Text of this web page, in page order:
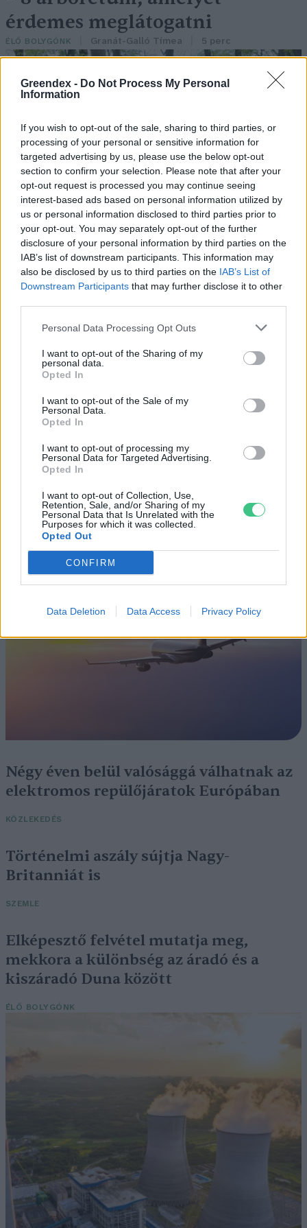
Greendex - Do Not Process My Personal
Information
If you wish to opt-out of the sale, sharing to third parties, or
processing of your personal or sensitive information for
targeted advertising by us, please use the below opt-out
section to confirm your selection. Please note that after your
opt-out request is processed you may continue seeing
interest-based ads based on personal information utilized by
us or personal information disclosed to third parties prior to
your opt-out. You may separately opt-out of the further
disclosure of your personal information by third parties on the
IAB’s list of downstream participants. This information may
also be disclosed by us to third parties on the IAB’s List of
Downstream Participants that may further disclose it to other
Personal Data Processing Opt Outs
I want to opt-out of the Sharing of my
personal data.
Opted In
I want to opt-out of the Sale of my
Personal Data.
Opted In
I want to opt-out of processing my
Personal Data for Targeted Advertising.
Opted In
I want to opt-out of Collection, Use,
Retention, Sale, and/or Sharing of my
Personal Data that Is Unrelated with the
Purposes for which it was collected.
Opted Out
CONFIRM
Data Deletion Data Access Privacy Policy
érdemes meglátogatni
ÉLŐ BOLYGÓNK Granát-Galló Tímea 5 perc
Magyarország tele van gyönyörű növényekkel, így arborétumokkal
is. A jó idő beköszöntével érdemes minél többet felkeresni.
Születésnapi programokkal várja a
hétvégén a közönséget a 160 éves
Fővárosi Állatkert
Szedd magad őszibarack: itt vannak
a legjobb lelőhelyek!
SZEMLE
Négy éven belül valósággá válhatnak az
elektromos repülőjáratok Európában
KÖZLEKEDÉS
Történelmi aszály sújtja Nagy-
Britanniát is
SZEMLE
Elképesztő felvétel mutatja meg,
mekkora a különbség az áradó és a
kiszáradó Duna között
ÉLŐ BOLYGÓNK